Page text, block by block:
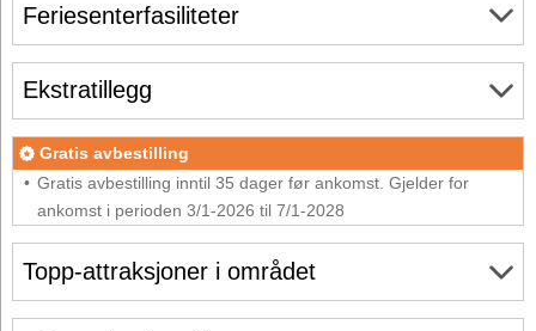
Feriesenterfasiliteter
Ekstratillegg
Gratis avbestilling
Gratis avbestilling inntil 35 dager før ankomst. Gjelder for
ankomst i perioden 3/1-2026 til 7/1-2028
Topp-attraksjoner i området